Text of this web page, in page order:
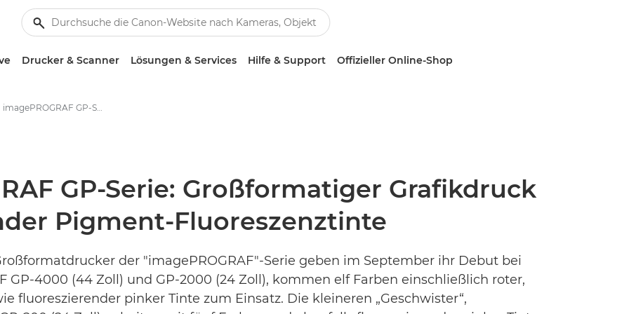
Drucker & Scanner Lösungen & Services Hilfe & Support Offizieller Online-Shop
Canon imagePROGRAF GP-Serie: Großformatiger Grafikdruck mit wasserbasierender Pigment-Fluoreszenztinte - Canon Presse Center
GP-Serie: Großformatiger Grafikdruck
Pigment-Fluoreszenztinte
der "imagePROGRAF"-Serie geben im September ihr Debut bei
GP-4000 (44 Zoll) und GP-2000 (24 Zoll), kommen elf Farben einschließlich roter,
fluoreszierender pinker Tinte zum Einsatz. Die kleineren „Geschwister“,